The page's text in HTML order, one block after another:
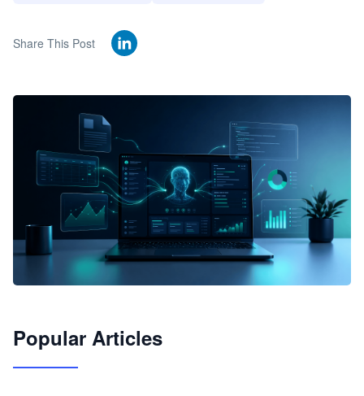
Share This Post
JimoClaw 桌面 AI Agent 工作台
Popular Articles